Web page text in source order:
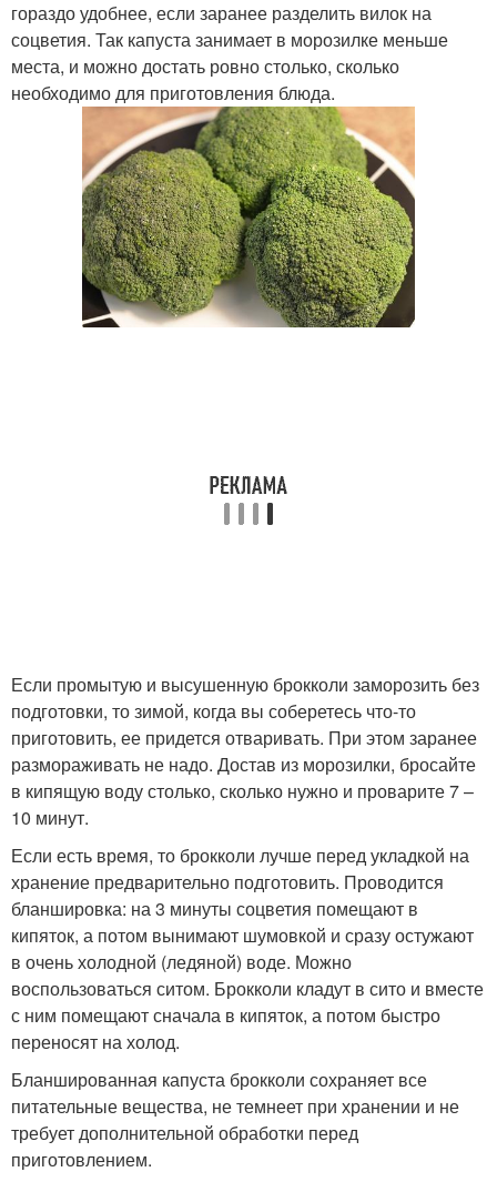
гораздо удобнее, если заранее разделить вилок на
соцветия. Так капуста занимает в морозилке меньше
места, и можно достать ровно столько, сколько
необходимо для приготовления блюда.
Если промытую и высушенную брокколи заморозить без
подготовки, то зимой, когда вы соберетесь что-то
приготовить, ее придется отваривать. При этом заранее
размораживать не надо. Достав из морозилки, бросайте
в кипящую воду столько, сколько нужно и проварите 7 –
10 минут.
Если есть время, то брокколи лучше перед укладкой на
хранение предварительно подготовить. Проводится
бланшировка: на 3 минуты соцветия помещают в
кипяток, а потом вынимают шумовкой и сразу остужают
в очень холодной (ледяной) воде. Можно
воспользоваться ситом. Брокколи кладут в сито и вместе
с ним помещают сначала в кипяток, а потом быстро
переносят на холод.
Бланшированная капуста брокколи сохраняет все
питательные вещества, не темнеет при хранении и не
требует дополнительной обработки перед
приготовлением.